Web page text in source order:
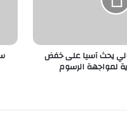
يحث آسيا على خفض
لمواجهة الرسوم
ا